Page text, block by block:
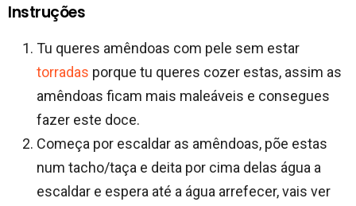
Instruções
Tu queres amêndoas com pele sem estar
torradas porque tu queres cozer estas, assim as
amêndoas ficam mais maleáveis e consegues
fazer este doce.
Começa por escaldar as amêndoas, põe estas
num tacho/taça e deita por cima delas água a
escaldar e espera até a água arrefecer, vais ver